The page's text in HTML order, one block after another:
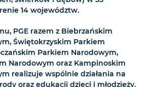
14 województw.
PGE razem z Biebrzańskim
Świętokrzyskim Parkiem
Parkiem Narodowym,
Narodowym oraz Kampinoskim
realizuje wspólnie działania na
oraz edukacji dzieci i młodzieży.